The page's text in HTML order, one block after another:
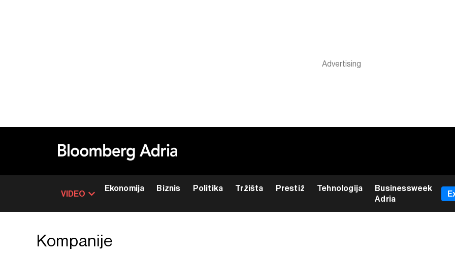
VIDEO
Ekonomija Biznis Politika Tržišta Prestiž Tehnologija
Businessweek
Adria
Kompanije